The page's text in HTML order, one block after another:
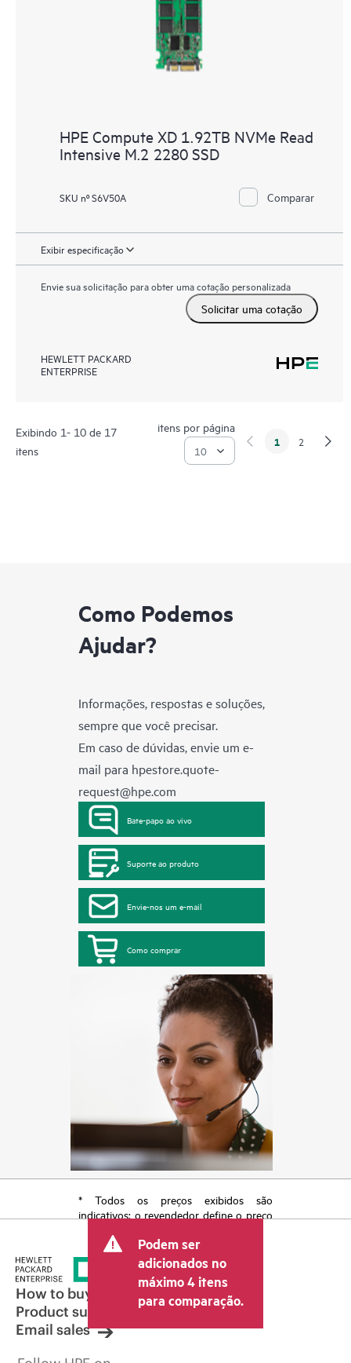
HPE Compute XD 1.92TB NVMe Read
Intensive M.2 2280 SSD
SKU nº S6V50A Comparar
Exibir especificação
Envie sua solicitação para obter uma cotação personalizada
Solicitar uma cotação
HEWLETT PACKARD
ENTERPRISE
Exibindo 1- 10 de 17
itens
itens por página
1 2
Como Podemos
Ajudar?
Informações, respostas e soluções,
sempre que você precisar.
Em caso de dúvidas, envie um e-
mail para hpestore.quote-
request@hpe.com
Bate-papo ao vivo
Suporte ao produto
Envie-nos um e-mail
Como comprar
* Todos os preços exibidos são
indicativos; o revendedor define o preço
taxas, como IVA/imposto sobre vendas e
envio. O preço transacional definido
pelo revendedor pode variar em relação
a outros revendedores e ao preço
indicativo exibido. O preço indicativo
poderá incluir ofertas promocionais por
tempo limitado. A HPE se reserva o
Podem ser
adicionados no
máximo 4 itens
para comparação.
How to buy
Product support
Email sales